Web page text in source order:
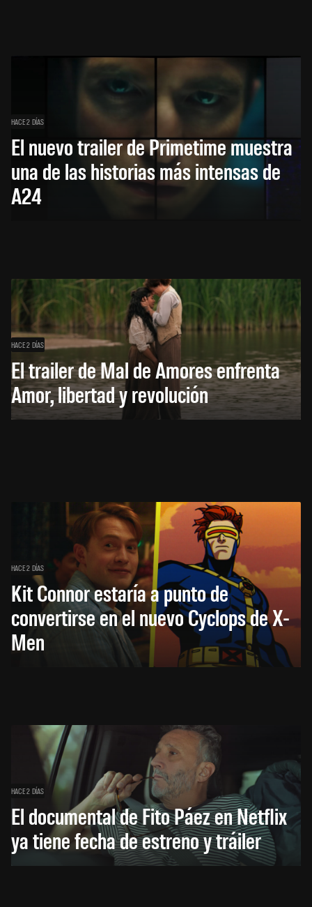
HACE 2 DÍAS
El nuevo trailer de Primetime muestra
una de las historias más intensas de
A24
HACE 2 DÍAS
El trailer de Mal de Amores enfrenta
Amor, libertad y revolución
HACE 2 DÍAS
Kit Connor estaría a punto de
convertirse en el nuevo Cyclops de X-
Men
HACE 2 DÍAS
El documental de Fito Páez en Netflix
ya tiene fecha de estreno y tráiler